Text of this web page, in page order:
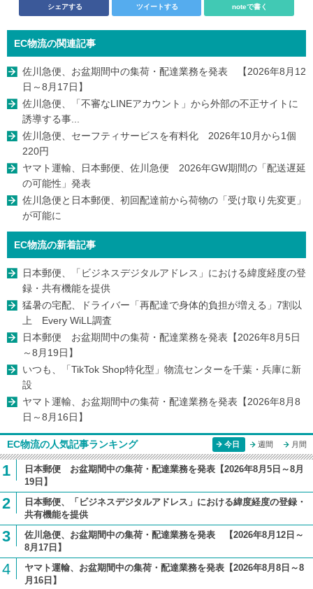
シェアする ツイートする noteで書く
EC物流の関連記事
佐川急便、お盆期間中の集荷・配達業務を発表 【2026年8月12
日～8月17日】
佐川急便、「不審なLINEアカウント」から外部の不正サイトに
誘導する事...
佐川急便、セーフティサービスを有料化 2026年10月から1個
220円
ヤマト運輸、日本郵便、佐川急便 2026年GW期間の「配送遅延
の可能性」発表
佐川急便と日本郵便、初回配達前から荷物の「受け取り先変更」
が可能に
EC物流の新着記事
日本郵便、「ビジネスデジタルアドレス」における緯度経度の登
録・共有機能を提供
猛暑の宅配、ドライバー「再配達で身体的負担が増える」7割以
上 Every WiLL調査
日本郵便 お盆期間中の集荷・配達業務を発表【2026年8月5日
～8月19日】
いつも、「TikTok Shop特化型」物流センターを千葉・兵庫に新
設
ヤマト運輸、お盆期間中の集荷・配達業務を発表【2026年8月8
日～8月16日】
EC物流の人気記事ランキング 今日 週間 月間
1
日本郵便 お盆期間中の集荷・配達業務を発表【2026年8月5日～8月
19日】
2
日本郵便、「ビジネスデジタルアドレス」における緯度経度の登録・
共有機能を提供
3
佐川急便、お盆期間中の集荷・配達業務を発表 【2026年8月12日～
8月17日】
4
ヤマト運輸、お盆期間中の集荷・配達業務を発表【2026年8月8日～8
月16日】